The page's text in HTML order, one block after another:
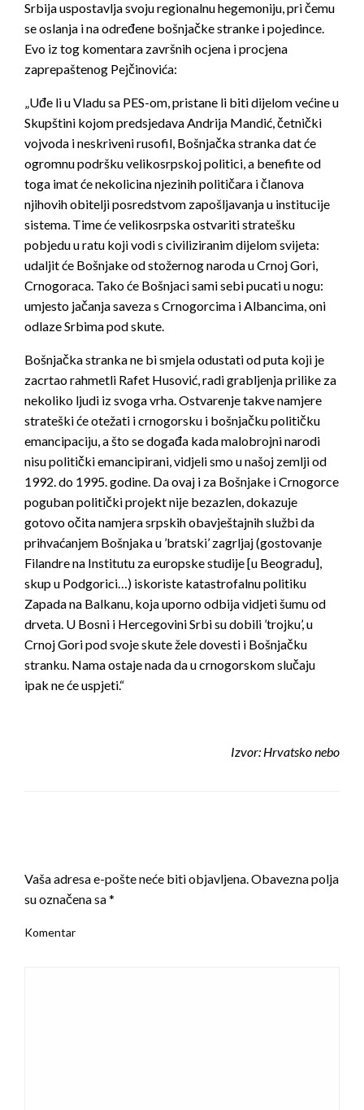
Srbija uspostavlja svoju regionalnu hegemoniju, pri čemu
se oslanja i na određene bošnjačke stranke i pojedince.
Evo iz tog komentara završnih ocjena i procjena
zaprepaštenog Pejčinovića:
„Uđe li u Vladu sa PES-om, pristane li biti dijelom većine u
Skupštini kojom predsjedava Andrija Mandić, četnički
vojvoda i neskriveni rusofil, Bošnjačka stranka dat će
ogromnu podršku velikosrpskoj politici, a benefite od
toga imat će nekolicina njezinih političara i članova
njihovih obitelji posredstvom zapošljavanja u institucije
sistema. Time će velikosrpska ostvariti stratešku
pobjedu u ratu koji vodi s civiliziranim dijelom svijeta:
udaljit će Bošnjake od stožernog naroda u Crnoj Gori,
Crnogoraca. Tako će Bošnjaci sami sebi pucati u nogu:
umjesto jačanja saveza s Crnogorcima i Albancima, oni
odlaze Srbima pod skute.
Bošnjačka stranka ne bi smjela odustati od puta koji je
zacrtao rahmetli Rafet Husović, radi grabljenja prilike za
nekoliko ljudi iz svoga vrha. Ostvarenje takve namjere
strateški će otežati i crnogorsku i bošnjačku političku
emancipaciju, a što se događa kada malobrojni narodi
nisu politički emancipirani, vidjeli smo u našoj zemlji od
1992. do 1995. godine. Da ovaj i za Bošnjake i Crnogorce
poguban politički projekt nije bezazlen, dokazuje
gotovo očita namjera srpskih obavještajnih službi da
prihvaćanjem Bošnjaka u ’bratski’ zagrljaj (gostovanje
Filandre na Institutu za europske studije [u Beogradu],
skup u Podgorici…) iskoriste katastrofalnu politiku
Zapada na Balkanu, koja uporno odbija vidjeti šumu od
drveta. U Bosni i Hercegovini Srbi su dobili ’trojku’, u
Crnoj Gori pod svoje skute žele dovesti i Bošnjačku
stranku. Nama ostaje nada da u crnogorskom slučaju
ipak ne će uspjeti.“
Izvor: Hrvatsko nebo
Vaša adresa e-pošte neće biti objavljena.Obavezna polja
su označena sa*
Komentar